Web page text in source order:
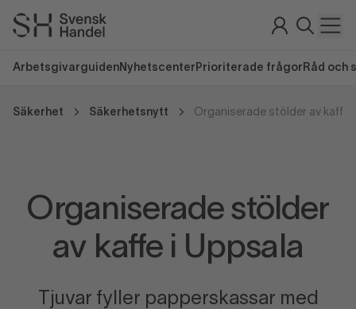
Arbetsgivarguiden Nyhetscenter Prioriterade frågor Råd och
Säkerhet Säkerhetsnytt Organiserade stölder av kaffe
Organiserade stölder
av kaffe i Uppsala
Tjuvar fyller papperskassar med